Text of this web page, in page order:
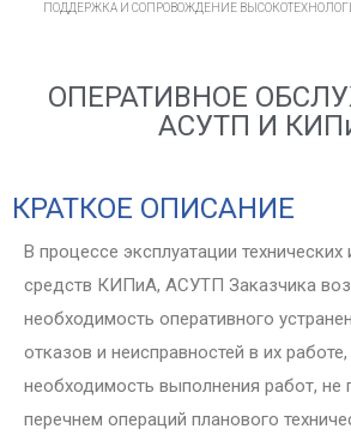
ПОДДЕРЖКА И СОПРОВОЖДЕНИЕ
ОПЕРАТИВНОЕ
АСУТП И
КРАТКОЕ ОПИСАНИЕ
В процессе эксплуатации
средств КИПиА, АСУТП Заказчика
необходимость оперативного
отказов и неисправностей в их
необходимость выполнения работ, не
перечнем операций планового